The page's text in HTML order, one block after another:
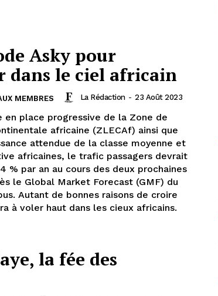
Asky pour
dans le ciel africain
MEMBRES La Rédaction - 23 Août 2023
en place progressive de la Zone de
africaine (ZLECAf) ainsi que
attendue de la classe moyenne et
africaines, le trafic passagers devrait
% par an au cours des deux prochaines
le Global Market Forecast (GMF) du
Autant de bonnes raisons de croire
à voler haut dans les cieux africains.
la fée des